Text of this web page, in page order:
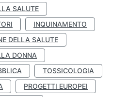
SALUTE
INQUINAMENTO
DELLA SALUTE
DONNA
TOSSICOLOGIA
PROGETTI EUROPEI